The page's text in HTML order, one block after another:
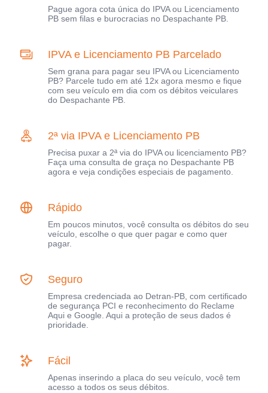
Pague agora cota única do IPVA ou Licenciamento
PB sem filas e burocracias no Despachante PB.
IPVA e Licenciamento PB Parcelado
Sem grana para pagar seu IPVA ou Licenciamento
PB? Parcele tudo em até 12x agora mesmo e fique
com seu veículo em dia com os débitos veiculares
do Despachante PB.
2ª via IPVA e Licenciamento PB
Precisa puxar a 2ª via do IPVA ou licenciamento PB?
Faça uma consulta de graça no Despachante PB
agora e veja condições especiais de pagamento.
Rápido
Em poucos minutos, você consulta os débitos do seu
veículo, escolhe o que quer pagar e como quer
pagar.
Seguro
Empresa credenciada ao Detran-PB, com certificado
de segurança PCI e reconhecimento do Reclame
Aqui e Google. Aqui a proteção de seus dados é
prioridade.
Fácil
Apenas inserindo a placa do seu veículo, você tem
acesso a todos os seus débitos.